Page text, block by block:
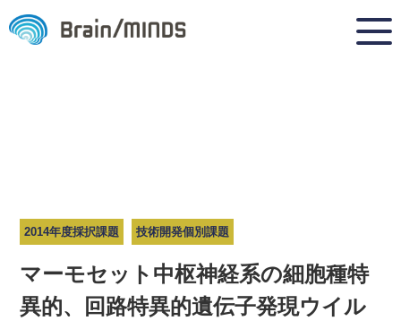
2014年度採択課題 技術開発個別課題
マーモセット中枢神経系の細胞種特
異的、回路特異的遺伝子発現ウイル